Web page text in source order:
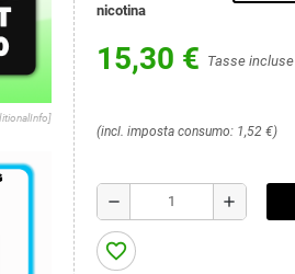
nicotina
15,30 € Tasse incluse
(incl. imposta consumo: 1,52 €)
remove add
favorite_border